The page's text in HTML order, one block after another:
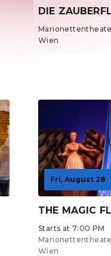
DIE
Wien
Fri, August 28
THE MAGIC
Starts at 7:00 PM
Wien